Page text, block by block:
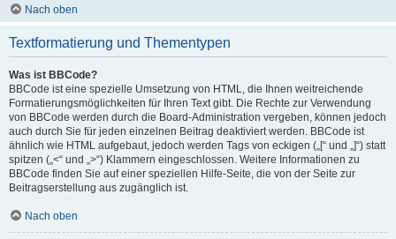
Nach oben
Textformatierung und Thementypen
Was ist BBCode?
BBCode ist eine spezielle Umsetzung von HTML, die Ihnen weitreichende
Formatierungsmöglichkeiten für Ihren Text gibt. Die Rechte zur Verwendung
von BBCode werden durch die Board-Administration vergeben, können jedoch
auch durch Sie für jeden einzelnen Beitrag deaktiviert werden. BBCode ist
ähnlich wie HTML aufgebaut, jedoch werden Tags von eckigen („[“ und „]“) statt
spitzen („<“ und „>“) Klammern eingeschlossen. Weitere Informationen zu
BBCode finden Sie auf einer speziellen Hilfe-Seite, die von der Seite zur
Beitragserstellung aus zugänglich ist.
Nach oben